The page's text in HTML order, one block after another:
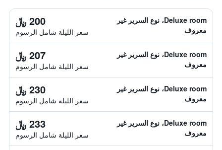
Deluxe room، نوع السرير غير
معروف
200 ﷼
سعر الليلة شامل الرسوم
Deluxe room، نوع السرير غير
معروف
207 ﷼
سعر الليلة شامل الرسوم
Deluxe room، نوع السرير غير
معروف
230 ﷼
سعر الليلة شامل الرسوم
Deluxe room، نوع السرير غير
معروف
233 ﷼
سعر الليلة شامل الرسوم